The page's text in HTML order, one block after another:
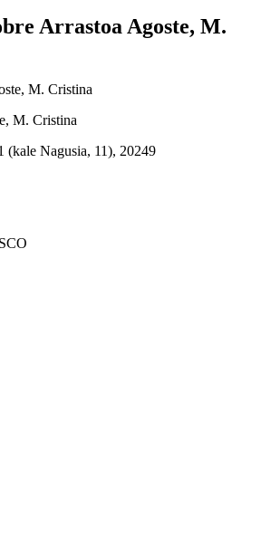
Arrastoa Agoste, M.
M. Cristina
M. Cristina
(kale Nagusia, 11), 20249